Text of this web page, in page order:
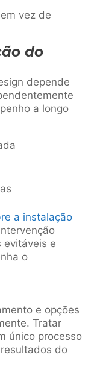
vez de
do
depende
a longo
a instalação
evitáveis e
o
e opções
Tratar
único processo
do